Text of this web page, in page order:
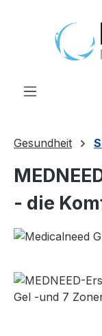
Gesundheit
- die
Bildergalerie